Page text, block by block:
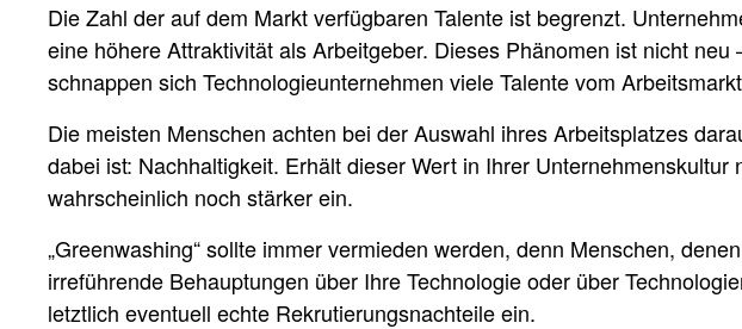
Die Zahl der auf dem Markt verfügbaren Talente ist begrenzt.
eine höhere Attraktivität als Arbeitgeber. Dieses Phänomen ist nicht
schnappen sich Technologieunternehmen viele Talente vom
Die meisten Menschen achten bei der Auswahl ihres Arbeitsplatzes
dabei ist: Nachhaltigkeit. Erhält dieser Wert in Ihrer
wahrscheinlich noch stärker ein.
„Greenwashing“ sollte immer vermieden werden, denn Menschen,
irreführende Behauptungen über Ihre Technologie oder über
letztlich eventuell echte Rekrutierungsnachteile ein.